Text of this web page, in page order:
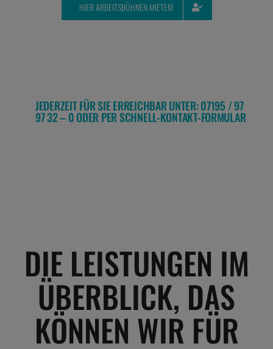
HIER ARBEITSBÜHNEN MIETEN!
JEDERZEIT FÜR SIE ERREICHBAR UNTER: 07195 / 97
97 32 – 0 ODER PER SCHNELL-KONTAKT-FORMULAR
DIE LEISTUNGEN IM
ÜBERBLICK, DAS
KÖNNEN WIR FÜR